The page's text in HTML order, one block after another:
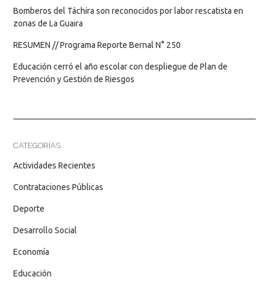
Bomberos del Táchira son reconocidos por labor rescatista en
zonas de La Guaira
RESUMEN // Programa Reporte Bernal N° 250
Educación cerró el año escolar con despliegue de Plan de
Prevención y Gestión de Riesgos
CATEGORÍAS
Actividades Recientes
Contrataciones Públicas
Deporte
Desarrollo Social
Economía
Educación